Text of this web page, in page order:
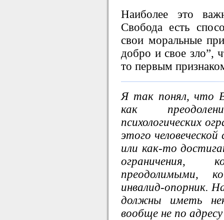
Наиболее это
Свобода есть
свои моральные
добро и свое зло”,
то первым
Я так понял, что
как
психологических
этого
или как-то
ограничения,
преодолимыми,
инвалид-опорник.
должны иметь
вообще не по